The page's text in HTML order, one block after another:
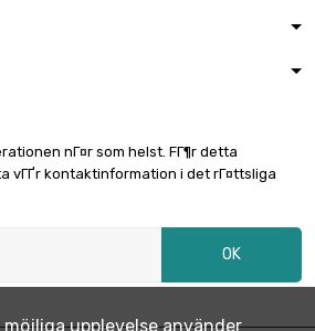
nГ¤r som helst. FГ¶r detta
vГҐr kontaktinformation i det rГ¤ttsliga
OK
upplevelse använder